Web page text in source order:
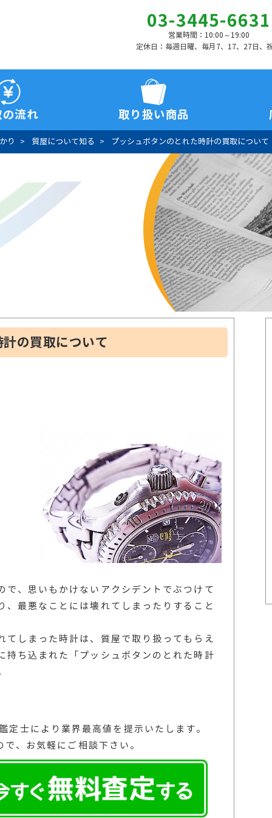
03-3445-6631
営業時間：10:00～19:00
定休日：毎週日曜、毎月7、17、27日、
流れ 取り扱い商品
り 質屋について知る プッシュボタンのとれた時計の買取について
の買取について
で、思いもかけないアクシデントでぶつけて
、最悪なことには壊れてしまったりすること
てしまった時計は、質屋で取り扱ってもらえ
持ち込まれた「プッシュボタンのとれた時計
定士により業界最高値を提示いたします。
、お気軽にご相談下さい。